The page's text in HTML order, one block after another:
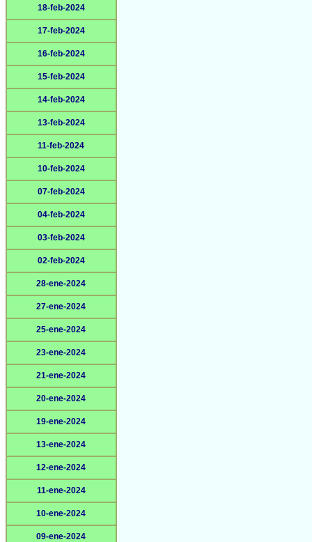
18-feb-2024
17-feb-2024
16-feb-2024
15-feb-2024
14-feb-2024
13-feb-2024
11-feb-2024
10-feb-2024
07-feb-2024
04-feb-2024
03-feb-2024
02-feb-2024
28-ene-2024
27-ene-2024
25-ene-2024
23-ene-2024
21-ene-2024
20-ene-2024
19-ene-2024
13-ene-2024
12-ene-2024
11-ene-2024
10-ene-2024
09-ene-2024